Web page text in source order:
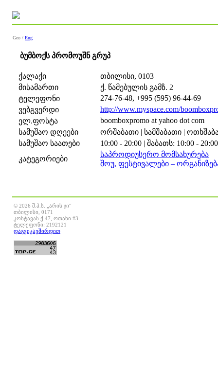
Geo / Eng
ბუმბოქს პრომოუშნ გრუპ
ქალაქი
თბილისი, 0103
მისამართი
ქ. წამებულის გამზ. 2
ტელეფონი
274-76-48, +995 (595) 96-44-69
ვებგვერდი
http://www.myspace.com/
ელ.ფოსტა
boomboxpromo at yahoo dot com
სამუშაო დღეები
ორშაბათი | სამშაბათი |
სამუშაო საათები
10:00 - 20:00 | შაბათს: 10:00 -
კატეგორიები
საპროდიუსერო მომსახურება
შოუ, ფესტივალები –
© 2026 შ.პ.ს. „არის ჯი“
თბილისი, 0171
კოსტავას ქ.47, ოთახი #3
ტელეფონი: 2192121
დაგვიკავშირდით